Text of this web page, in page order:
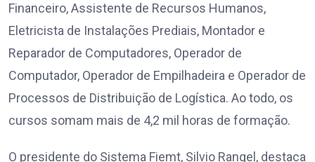
Financeiro, Assistente de Recursos Humanos,
Eletricista de Instalações Prediais, Montador e
Reparador de Computadores, Operador de
Computador, Operador de Empilhadeira e Operador de
Processos de Distribuição de Logística. Ao todo, os
cursos somam mais de 4,2 mil horas de formação.
O presidente do Sistema Fiemt, Silvio Rangel, destaca